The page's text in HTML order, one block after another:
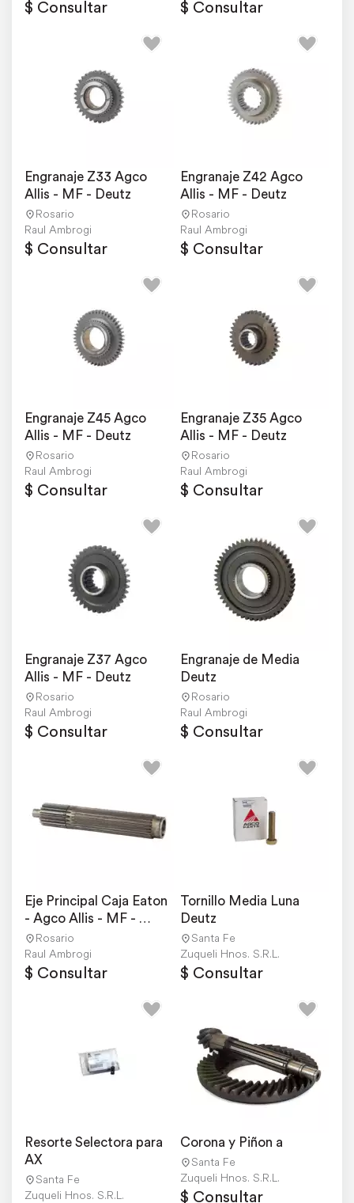
$ Consultar $ Consultar
Engranaje Z33 Agco
Allis - MF - Deutz
Rosario
Raul Ambrogi
$ Consultar
Engranaje Z42 Agco
Allis - MF - Deutz
Rosario
Raul Ambrogi
$ Consultar
Engranaje Z45 Agco
Allis - MF - Deutz
Rosario
Raul Ambrogi
$ Consultar
Engranaje Z35 Agco
Allis - MF - Deutz
Rosario
Raul Ambrogi
$ Consultar
Engranaje Z37 Agco
Allis - MF - Deutz
Rosario
Raul Ambrogi
$ Consultar
Engranaje de Media
Deutz
Rosario
Raul Ambrogi
$ Consultar
Eje Principal Caja Eaton
- Agco Allis - MF -
Deutz
Rosario
Raul Ambrogi
$ Consultar
Tornillo Media Luna
Deutz
Santa Fe
Zuqueli Hnos. S.R.L.
$ Consultar
Resorte Selectora para
AX
Santa Fe
Zuqueli Hnos. S.R.L.
Corona y Piñon a
Santa Fe
Zuqueli Hnos. S.R.L.
$ Consultar